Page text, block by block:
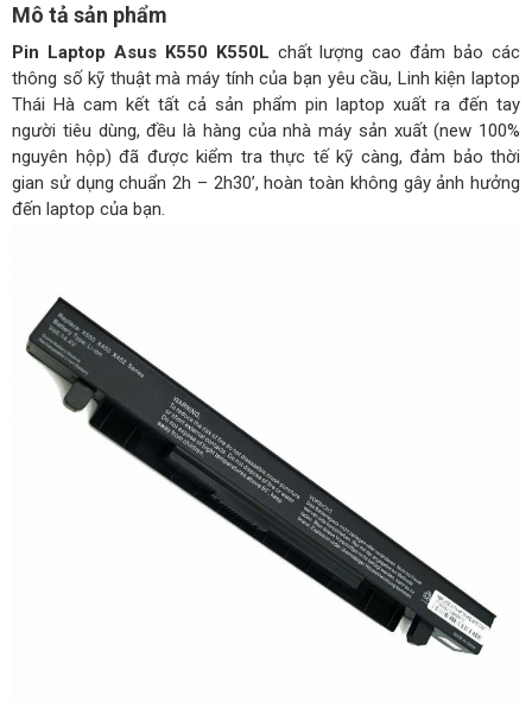
Mô tả sản phẩm
Pin Laptop Asus K550 K550L chất lượng cao đảm bảo các
thông số kỹ thuật mà máy tính của bạn yêu cầu, Linh kiện laptop
Thái Hà cam kết tất cả sản phẩm pin laptop xuất ra đến tay
người tiêu dùng, đều là hàng của nhà máy sản xuất (new 100%
nguyên hộp) đã được kiểm tra thực tế kỹ càng, đảm bảo thời
gian sử dụng chuẩn 2h – 2h30’, hoàn toàn không gây ảnh hưởng
đến laptop của bạn.